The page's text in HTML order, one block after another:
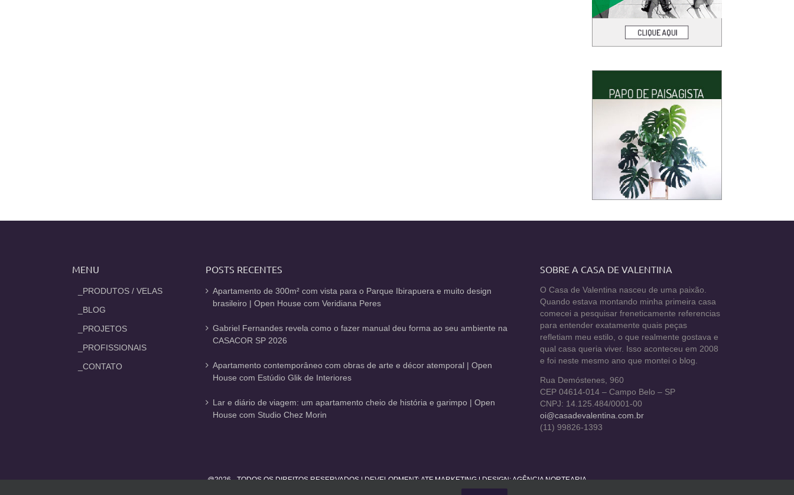
MENU
_PRODUTOS / VELAS
_BLOG
_PROJETOS
_PROFISSIONAIS
_CONTATO
POSTS RECENTES
Apartamento de 300m² com vista para o Parque Ibirapuera e muito design
brasileiro | Open House com Veridiana Peres
Gabriel Fernandes revela como o fazer manual deu forma ao seu ambiente na
CASACOR SP 2026
Apartamento contemporâneo com obras de arte e décor atemporal | Open
House com Estúdio Glik de Interiores
Lar e diário de viagem: um apartamento cheio de história e garimpo | Open
House com Studio Chez Morin
SOBRE A CASA DE VALENTINA
O Casa de Valentina nasceu de uma paixão.
Quando estava montando minha primeira casa
comecei a pesquisar freneticamente referencias
para entender exatamente quais peças
refletiam meu estilo, o que realmente gostava e
qual casa queria viver. Isso aconteceu em 2008
e foi neste mesmo ano que montei o blog.
Rua Demóstenes, 960
CEP 04614-014 – Campo Belo – SP
CNPJ: 14.125.484/0001-00
oi@casadevalentina.com.br
(11) 99826-1393
@2026 - TODOS OS DIREITOS RESERVADOS | DEVELOPMENT:ATF MARKETING| DESIGN: AGÊNCIA NORTEARIA